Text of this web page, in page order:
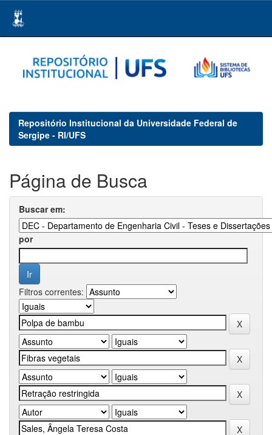
navigation
Repositório Institucional da Universidade Federal de
Sergipe - RI/UFS
Página de Busca
Buscar em:
por
Filtros correntes: